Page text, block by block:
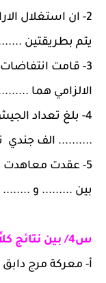
2- ان استغلال
يتم بطريقتين
3-
قامت انتفاضات
الالزامي هما
4-
بلغ تعداد
.......... الف جندي
5-
بين ......... و ........
س4/ بين نتائج كلاً مما يأتي :-
أ- معركة مرج دابق 1517م .